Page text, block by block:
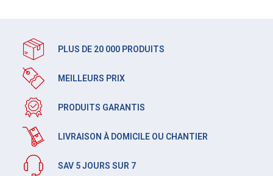
PLUS DE 20 000 PRODUITS
MEILLEURS PRIX
PRODUITS GARANTIS
LIVRAISON À DOMICILE OU CHANTIER
SAV 5 JOURS SUR 7